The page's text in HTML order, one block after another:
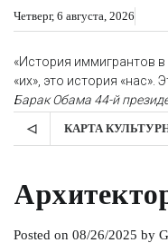
SkipЧетверг, 6 августа, 2026
«История иммигрантов
«их», это история «нас».
Барак Обама 44-й
◁ КАРТА
Posted on 08/26/2025 by